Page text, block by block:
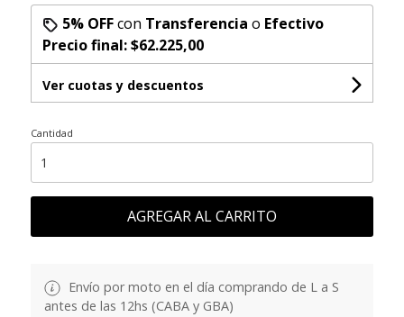
5% OFFcon Transferencia o Efectivo
Precio final:$62.225,00
Ver cuotas y descuentos
Cantidad
AGREGAR AL CARRITO
Envío por moto en el día comprando de L a S
antes de las 12hs (CABA y GBA)